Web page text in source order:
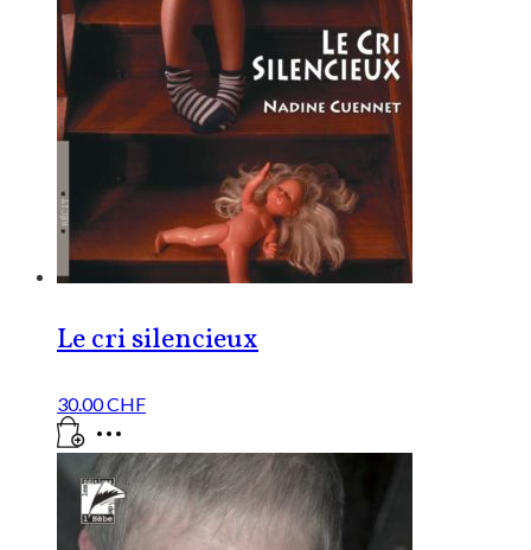
Le cri silencieux
30.00CHF